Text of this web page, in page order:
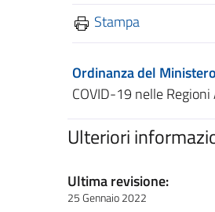
Stampa
Ordinanza del
COVID-19 nelle
Ulteriori
Ultima revisione:
25 Gennaio 2022